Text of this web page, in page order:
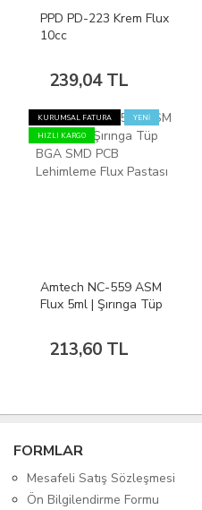
PPD PD-223 Krem Flux
10cc
239,04 TL
KURUMSAL FATURA
YENİ
HIZLI KARGO
Amtech NC-559 ASM
Flux 5ml | Şırınga Tüp
Lehimleme Flux Pastası
213,60 TL
FORMLAR
Mesafeli Satış Sözleşmesi
Ön Bilgilendirme Formu